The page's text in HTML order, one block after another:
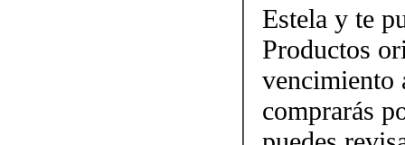
Estela y te
Productos
vencimiento
comprarás